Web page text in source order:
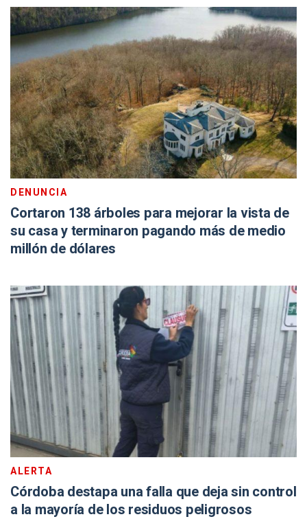
DENUNCIA
Cortaron 138 árboles para mejorar la vista de
su casa y terminaron pagando más de medio
millón de dólares
ALERTA
Córdoba destapa una falla que deja sin control
a la mayoría de los residuos peligrosos